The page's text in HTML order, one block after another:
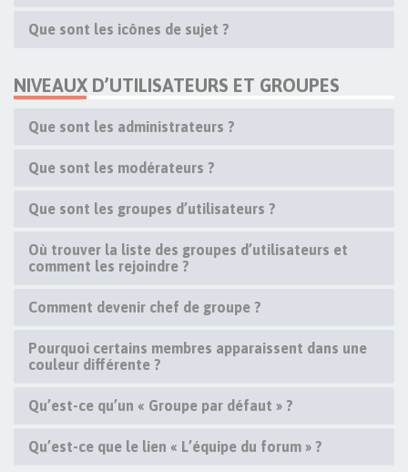
Que sont les icônes de sujet ?
NIVEAUX D’UTILISATEURS ET GROUPES
Que sont les administrateurs ?
Que sont les modérateurs ?
Que sont les groupes d’utilisateurs ?
Où trouver la liste des groupes d’utilisateurs et
comment les rejoindre ?
Comment devenir chef de groupe ?
Pourquoi certains membres apparaissent dans une
couleur différente ?
Qu’est-ce qu’un « Groupe par défaut » ?
Qu’est-ce que le lien « L’équipe du forum » ?